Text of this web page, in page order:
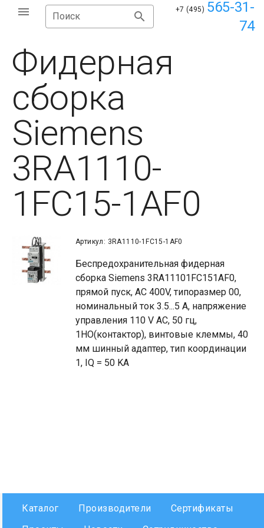
Поиск
+7 (495) 565-31-
74
Фидерная
сборка
Siemens
3RA1110-
1FC15-1AF0
Артикул: 3RA1110-1FC15-1AF0
Беспредохранительная фидерная
сборка Siemens 3RA11101FC151AF0,
прямой пуск, AC 400V, типоразмер 00,
номинальный ток 3.5...5 A, напряжение
управления 110 V AC, 50 гц,
1НО(контактор), винтовые клеммы, 40
мм шинный адаптер, тип координации
1, IQ = 50 KA
Каталог Производители
Сертификаты